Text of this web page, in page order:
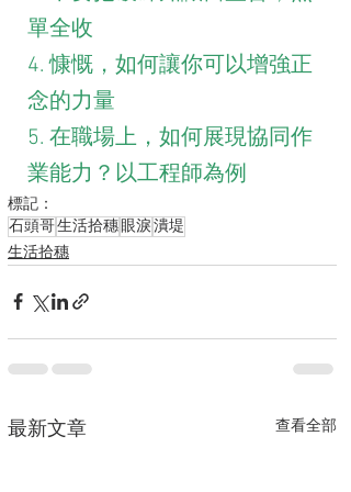
單全收
4. 慷慨，如何讓你可以增強正
念的力量
5. 在職場上，如何展現協同作
業能力？以工程師為例
標記：
石頭哥生活拾穗 眼淚潰堤
生活拾穗
最新文章 查看全部